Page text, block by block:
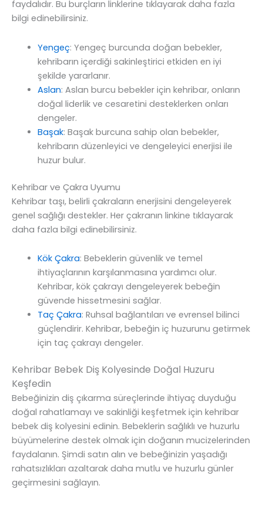
faydalıdır. Bu burçların linklerine tıklayarak daha fazla
bilgi edinebilirsiniz.
Yengeç: Yengeç burcunda doğan bebekler,
kehribarın içerdiği sakinleştirici etkiden en iyi
şekilde yararlanır.
Aslan: Aslan burcu bebekler için kehribar, onların
doğal liderlik ve cesaretini desteklerken onları
dengeler.
Başak: Başak burcuna sahip olan bebekler,
kehribarın düzenleyici ve dengeleyici enerjisi ile
huzur bulur.
Kehribar ve Çakra Uyumu
Kehribar taşı, belirli çakraların enerjisini dengeleyerek
genel sağlığı destekler. Her çakranın linkine tıklayarak
daha fazla bilgi edinebilirsiniz.
Kök Çakra: Bebeklerin güvenlik ve temel
ihtiyaçlarının karşılanmasına yardımcı olur.
Kehribar, kök çakrayı dengeleyerek bebeğin
güvende hissetmesini sağlar.
Taç Çakra: Ruhsal bağlantıları ve evrensel bilinci
güçlendirir. Kehribar, bebeğin iç huzurunu getirmek
için taç çakrayı dengeler.
Kehribar Bebek Diş Kolyesinde Doğal Huzuru
Keşfedin
Bebeğinizin diş çıkarma süreçlerinde ihtiyaç duyduğu
doğal rahatlamayı ve sakinliği keşfetmek için kehribar
bebek diş kolyesini edinin. Bebeklerin sağlıklı ve huzurlu
büyümelerine destek olmak için doğanın mucizelerinden
faydalanın. Şimdi satın alın ve bebeğinizin yaşadığı
rahatsızlıkları azaltarak daha mutlu ve huzurlu günler
geçirmesini sağlayın.